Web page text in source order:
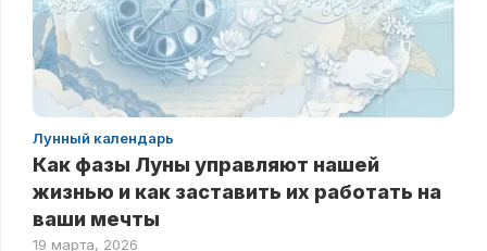
Лунный календарь
Как фазы Луны управляют нашей
жизнью и как заставить их работать на
ваши мечты
19 марта, 2026